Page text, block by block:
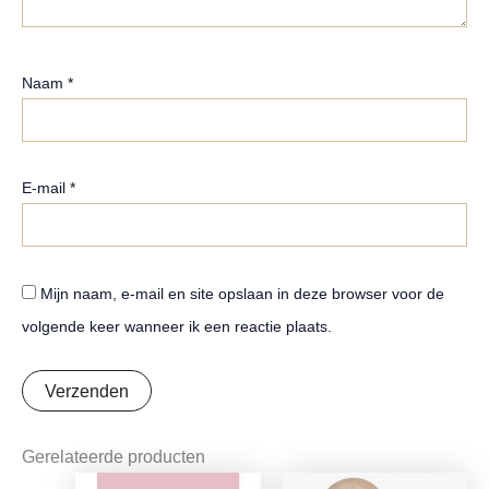
Naam *
E-mail *
Mijn naam, e-mail en site opslaan in deze browser voor de
volgende keer wanneer ik een reactie plaats.
Gerelateerde producten
Oorspronkelijke
Huidige